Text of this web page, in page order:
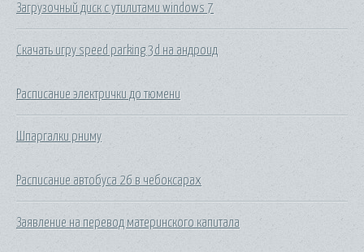
Загрузочный диск с утилитами windows 7
Скачать игру speed parking 3d на андроид
Расписание электрички до тюмени
Шпаргалки рниму
Расписание автобуса 26 в чебоксарах
Заявление на перевод материнского капитала